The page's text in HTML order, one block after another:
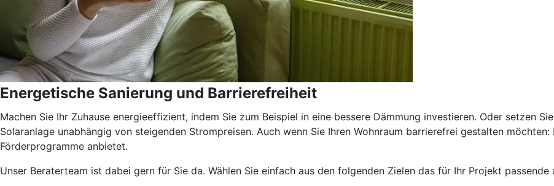
Energetische Sanierung und Barrierefreiheit
Machen Sie Ihr Zuhause energieeffizient, indem Sie zum Beispiel in eine bessere Dämmung investieren. Oder setzen
Solaranlage unabhängig von steigenden Strompreisen. Auch wenn Sie Ihren Wohnraum barrierefrei gestalten
Förderprogramme anbietet.
Unser Beraterteam ist dabei gern für Sie da. Wählen Sie einfach aus den folgenden Zielen das für Ihr Projekt